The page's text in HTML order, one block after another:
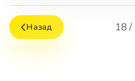
Назад 18 /